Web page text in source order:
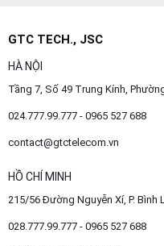
GTC TECH., JSC
HÀ NỘI
Tầng 7, Số 49 Trung Kính,
024.777.99.777 - 0965 527 688
contact@gtctelecom.vn
HỒ CHÍ MINH
215/56 Đường Nguyễn Xí, P. Bình
028.777.99.777 - 0965 527 688